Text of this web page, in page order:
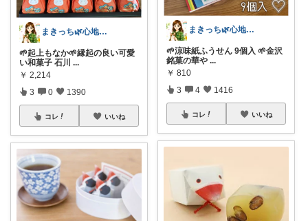
まきっち🌿心地よい暮らし🌿
🌱起上もなか🌱縁起の良い可愛
い和菓子 石川 ...
￥ 2,214
3 0 1390
コレ いいね
まきっち🌿心地よい暮らし🌿
🌱涼味紙ふうせん 9個入 🌱金沢
銘菓の華や ...
￥ 810
3 4 1416
コレ いいね